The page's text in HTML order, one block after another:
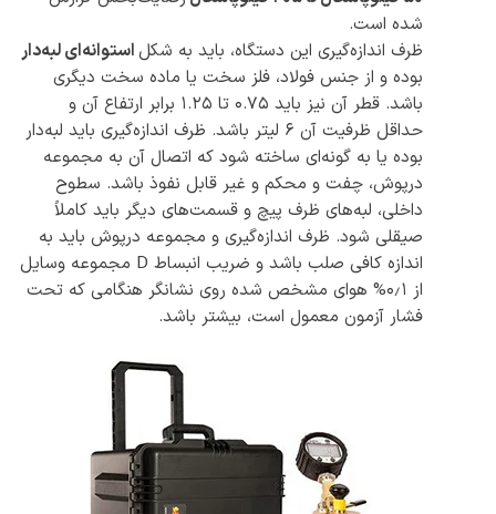
شده است.
ظرف اندازه‌گیری این دستگاه، باید به شکلاستوانه‌ای لبه‌دار
بوده و از جنس فولاد، فلز سخت یا ماده سخت دیگری
باشد. قطر آن نیز باید 0.75 تا 1.25 برابر ارتفاع آن و
حداقل ظرفیت آن ۶ لیتر باشد. ظرف اندازه‌گیری باید لبه‌دار
بوده یا به گونه‌ای ساخته شود که اتصال آن به مجموعه
درپوش، چفت و محکم و غیر قابل نفوذ باشد. سطوح
داخلی، لبه‌های ظرف پیچ و قسمت‌های دیگر باید کاملاً
صیقلی شود. ظرف اندازه‌گیری و مجموعه درپوش باید به
اندازه کافی صلب باشد و ضریب انبساط D مجموعه وسایل
از ۰٫۱% هوای مشخص شده روی نشانگر هنگامی که تحت
فشار آزمون معمول است، بیشتر باشد.